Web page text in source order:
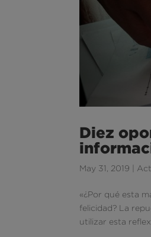
Diez
May 31, 2019
«¿Por qué esta
felicidad? La
utilizar esta